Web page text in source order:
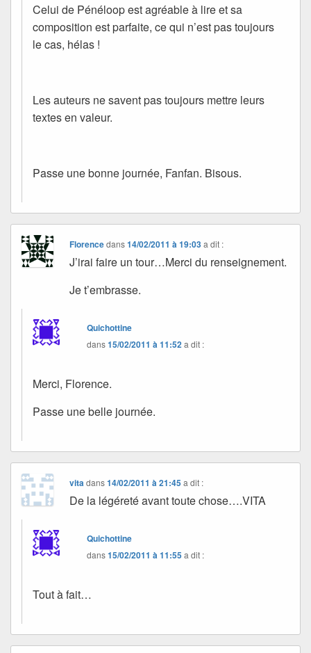
Celui de Pénéloop est agréable à lire et sa
composition est parfaite, ce qui n’est pas toujours
le cas, hélas !
Les auteurs ne savent pas toujours mettre leurs
textes en valeur.
Passe une bonne journée, Fanfan. Bisous.
Florencedans14/02/2011 à 19:03 a dit :
J’irai faire un tour…Merci du renseignement.
Je t’embrasse.
Quichottine
dans15/02/2011 à 11:52a dit :
Merci, Florence.
Passe une belle journée.
vitadans14/02/2011 à 21:45 a dit :
De la légéreté avant toute chose….VITA
Quichottine
dans15/02/2011 à 11:55a dit :
Tout à fait…